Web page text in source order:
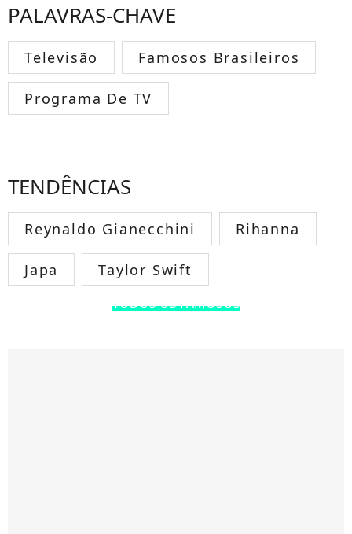
PALAVRAS-CHAVE
Televisão Famosos Brasileiros
Programa De TV
TENDÊNCIAS
Reynaldo Gianecchini Rihanna
Japa Taylor Swift
TODOS OS FAMOSOS